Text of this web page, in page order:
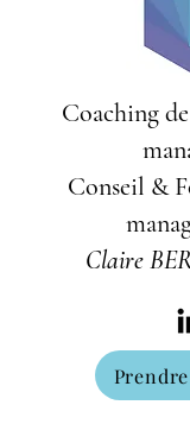
Coaching
Conseil &
Claire